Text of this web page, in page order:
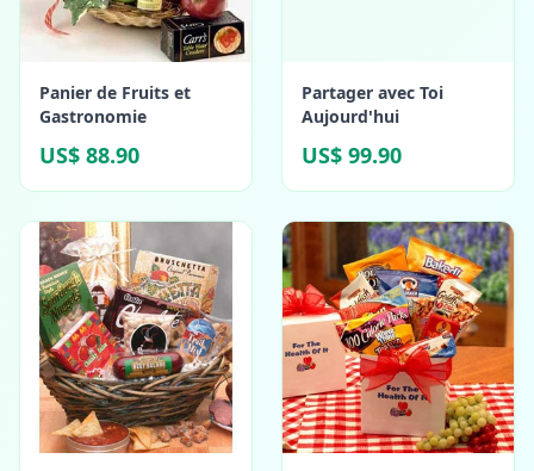
Panier de Fruits et
Gastronomie
US$ 88.90
Partager avec Toi
Aujourd'hui
US$ 99.90